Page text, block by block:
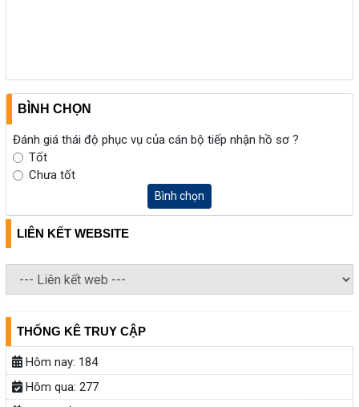
BÌNH CHỌN
Đánh giá thái độ phục vụ của cán bộ tiếp nhận hồ sơ ?
Tốt
Chưa tốt
Bình chọn
LIÊN KẾT WEBSITE
THỐNG KÊ TRUY CẬP
Hôm nay: 184
Hôm qua: 277